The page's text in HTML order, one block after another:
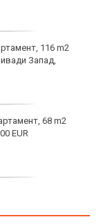
116 m2
Запад,
68 m2
EUR